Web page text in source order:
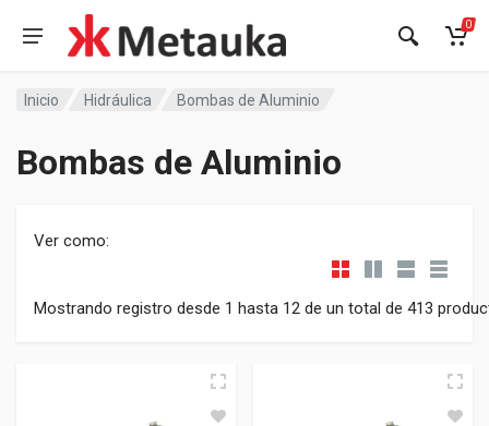
0
Inicio Hidráulica Bombas de Aluminio
Bombas de Aluminio
Ver como:
Mostrando registro desde 1 hasta 12 de un total de 413